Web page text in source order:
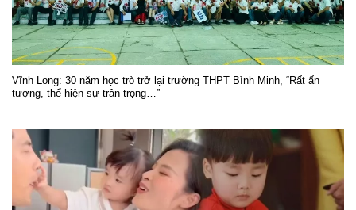
Vĩnh Long: 30 năm học trò trở lại trường THPT Bình Minh, “Rất ấn
tượng, thể hiện sự trân trọng…”